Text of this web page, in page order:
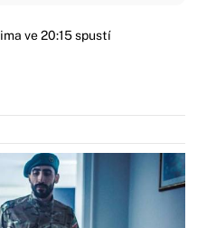
ve 20:15 spustí